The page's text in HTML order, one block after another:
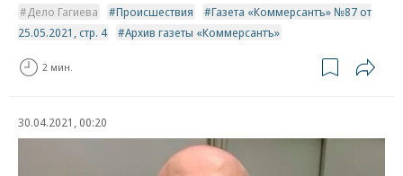
Дело Гагиева Происшествия
Газета «Коммерсантъ» №87 от
25.05.2021, стр. 4
Архив газеты «Коммерсантъ»
2 мин.
30.04.2021, 00:20